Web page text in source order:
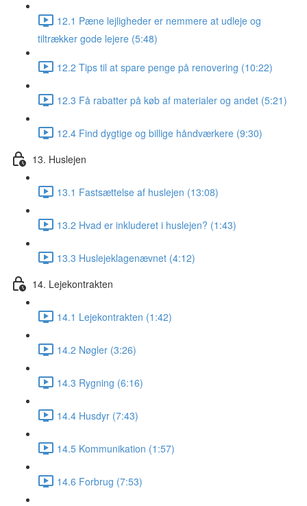
12.1 Pæne lejligheder er nemmere at udleje og
tiltrækker gode lejere (5:48)
12.2 Tips til at spare penge på renovering (10:22)
12.3 Få rabatter på køb af materialer og andet (5:21)
12.4 Find dygtige og billige håndværkere (9:30)
13. Huslejen
13.1 Fastsættelse af huslejen (13:08)
13.2 Hvad er inkluderet i huslejen? (1:43)
13.3 Huslejeklagenævnet (4:12)
14. Lejekontrakten
14.1 Lejekontrakten (1:42)
14.2 Nøgler (3:26)
14.3 Rygning (6:16)
14.4 Husdyr (7:43)
14.5 Kommunikation (1:57)
14.6 Forbrug (7:53)